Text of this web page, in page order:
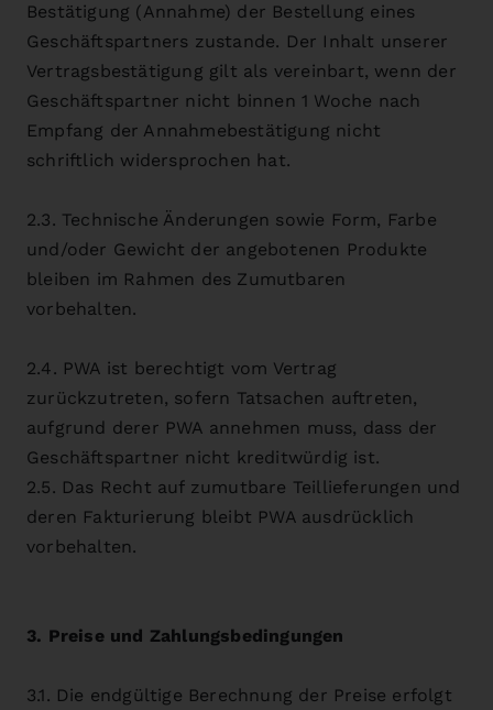
Bestätigung (Annahme) der Bestellung eines
Geschäftspartners zustande. Der Inhalt unserer
Vertragsbestätigung gilt als vereinbart, wenn der
Geschäftspartner nicht binnen 1 Woche nach
Empfang der Annahmebestätigung nicht
schriftlich widersprochen hat.
2.3. Technische Änderungen sowie Form, Farbe
und/oder Gewicht der angebotenen Produkte
bleiben im Rahmen des Zumutbaren
vorbehalten.
2.4. PWA ist berechtigt vom Vertrag
zurückzutreten, sofern Tatsachen auftreten,
aufgrund derer PWA annehmen muss, dass der
Geschäftspartner nicht kreditwürdig ist.
2.5. Das Recht auf zumutbare Teillieferungen und
deren Fakturierung bleibt PWA ausdrücklich
vorbehalten.
3. Preise und Zahlungsbedingungen
3.1. Die endgültige Berechnung der Preise erfolgt